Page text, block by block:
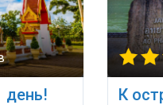
день!
К